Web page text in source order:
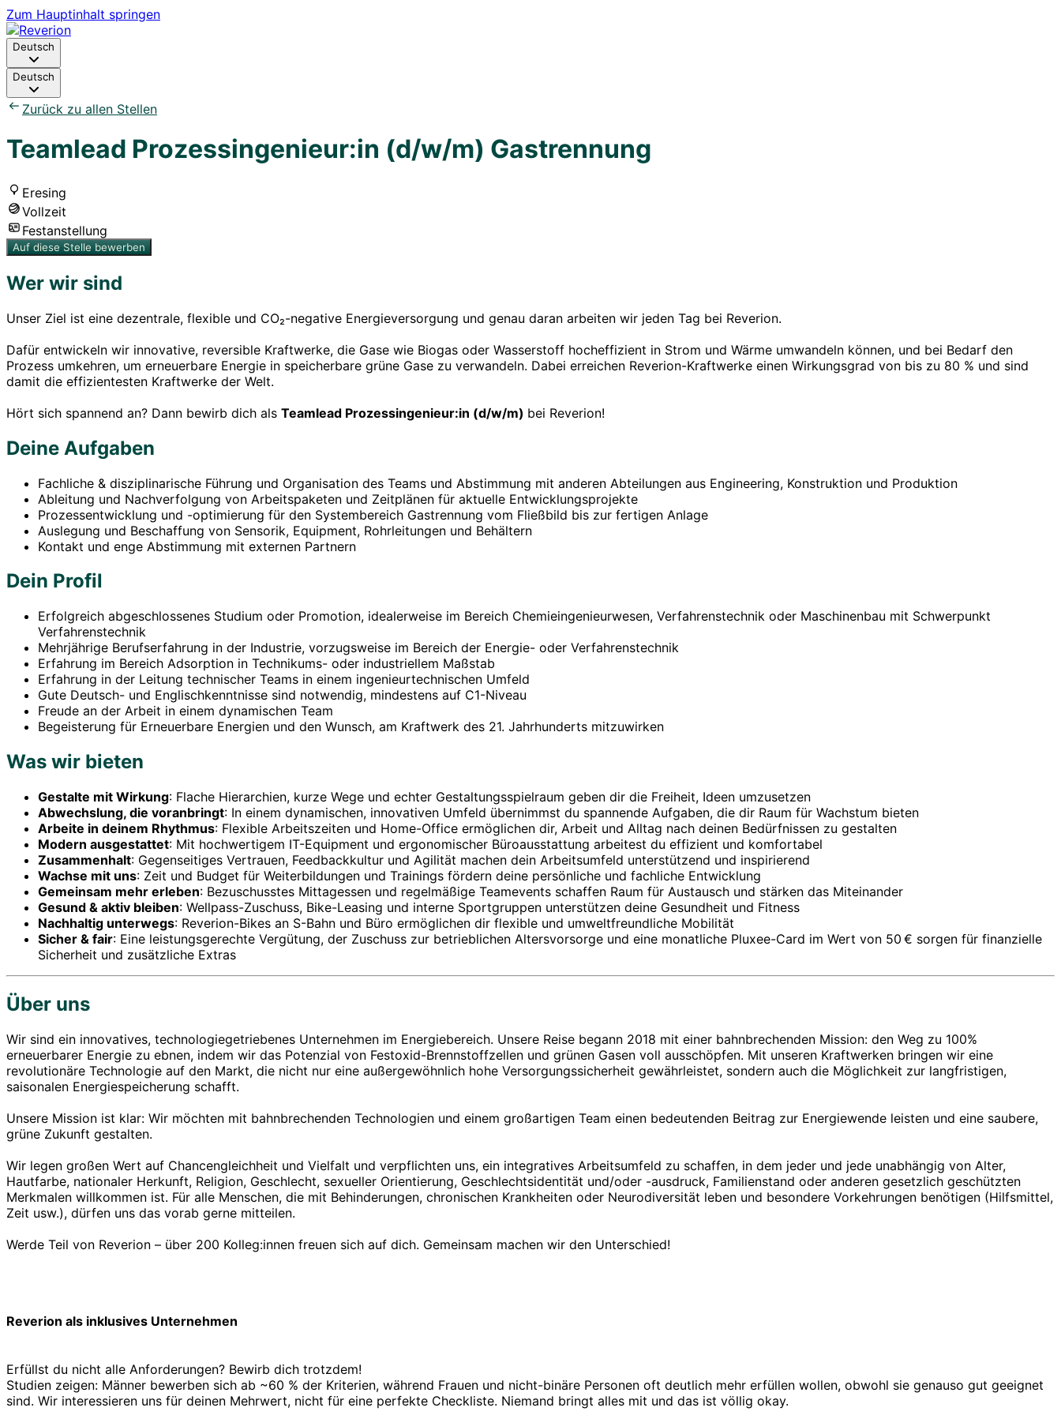
Zum Hauptinhalt springen
Deutsch
Deutsch
Zurück zu allen Stellen
Teamlead Prozessingenieur:in (d/w/m) Gastrennung
Eresing
Vollzeit
Festanstellung
Auf diese Stelle bewerben
Wer wir sind
Unser Ziel ist eine dezentrale, flexible und CO₂-negative Energieversorgung und genau daran arbeiten wir jeden Tag bei Reverion.
Dafür entwickeln wir innovative, reversible Kraftwerke, die Gase wie Biogas oder Wasserstoff hocheffizient in Strom und Wärme umwandeln können, und bei Bedarf den
Prozess umkehren, um erneuerbare Energie in speicherbare grüne Gase zu verwandeln. Dabei erreichen Reverion-Kraftwerke einen Wirkungsgrad von bis zu 80 % und sind
damit die effizientesten Kraftwerke der Welt.
Hört sich spannend an? Dann bewirb dich als Teamlead Prozessingenieur:in (d/w/m) bei Reverion!
Deine Aufgaben
Fachliche & disziplinarische Führung und Organisation des Teams und Abstimmung mit anderen Abteilungen aus Engineering, Konstruktion und Produktion
Ableitung und Nachverfolgung von Arbeitspaketen und Zeitplänen für aktuelle Entwicklungsprojekte
Prozessentwicklung und -optimierung für den Systembereich Gastrennung vom Fließbild bis zur fertigen Anlage
Auslegung und Beschaffung von Sensorik, Equipment, Rohrleitungen und Behältern
Kontakt und enge Abstimmung mit externen Partnern
Dein Profil
Erfolgreich abgeschlossenes Studium oder Promotion, idealerweise im Bereich Chemieingenieurwesen, Verfahrenstechnik oder Maschinenbau mit Schwerpunkt
Verfahrenstechnik
Mehrjährige Berufserfahrung in der Industrie, vorzugsweise im Bereich der Energie- oder Verfahrenstechnik
Erfahrung im Bereich Adsorption in Technikums- oder industriellem Maßstab
Erfahrung in der Leitung technischer Teams in einem ingenieurtechnischen Umfeld
Gute Deutsch- und Englischkenntnisse sind notwendig, mindestens auf C1-Niveau
Freude an der Arbeit in einem dynamischen Team
Begeisterung für Erneuerbare Energien und den Wunsch, am Kraftwerk des 21. Jahrhunderts mitzuwirken
Was wir bieten
Gestalte mit Wirkung: Flache Hierarchien, kurze Wege und echter Gestaltungsspielraum geben dir die Freiheit, Ideen umzusetzen
Abwechslung, die voranbringt: In einem dynamischen, innovativen Umfeld übernimmst du spannende Aufgaben, die dir Raum für Wachstum bieten
Arbeite in deinem Rhythmus: Flexible Arbeitszeiten und Home-Office ermöglichen dir, Arbeit und Alltag nach deinen Bedürfnissen zu gestalten
Modern ausgestattet: Mit hochwertigem IT-Equipment und ergonomischer Büroausstattung arbeitest du effizient und komfortabel
Zusammenhalt: Gegenseitiges Vertrauen, Feedbackkultur und Agilität machen dein Arbeitsumfeld unterstützend und inspirierend
Wachse mit uns: Zeit und Budget für Weiterbildungen und Trainings fördern deine persönliche und fachliche Entwicklung
Gemeinsam mehr erleben: Bezuschusstes Mittagessen und regelmäßige Teamevents schaffen Raum für Austausch und stärken das Miteinander
Gesund & aktiv bleiben: Wellpass-Zuschuss, Bike-Leasing und interne Sportgruppen unterstützen deine Gesundheit und Fitness
Nachhaltig unterwegs: Reverion-Bikes an S-Bahn und Büro ermöglichen dir flexible und umweltfreundliche Mobilität
Sicher & fair: Eine leistungsgerechte Vergütung, der Zuschuss zur betrieblichen Altersvorsorge und eine monatliche Pluxee-Card im Wert von 50 € sorgen für finanzielle
Sicherheit und zusätzliche Extras
Über uns
Wir sind ein innovatives, technologiegetriebenes Unternehmen im Energiebereich. Unsere Reise begann 2018 mit einer bahnbrechenden Mission: den Weg zu 100%
erneuerbarer Energie zu ebnen, indem wir das Potenzial von Festoxid-Brennstoffzellen und grünen Gasen voll ausschöpfen. Mit unseren Kraftwerken bringen wir eine
revolutionäre Technologie auf den Markt, die nicht nur eine außergewöhnlich hohe Versorgungssicherheit gewährleistet, sondern auch die Möglichkeit zur langfristigen,
saisonalen Energiespeicherung schafft.
Unsere Mission ist klar: Wir möchten mit bahnbrechenden Technologien und einem großartigen Team einen bedeutenden Beitrag zur Energiewende leisten und eine saubere,
grüne Zukunft gestalten.
Wir legen großen Wert auf Chancengleichheit und Vielfalt und verpflichten uns, ein integratives Arbeitsumfeld zu schaffen, in dem jeder und jede unabhängig von Alter,
Hautfarbe, nationaler Herkunft, Religion, Geschlecht, sexueller Orientierung, Geschlechtsidentität und/oder -ausdruck, Familienstand oder anderen gesetzlich geschützten
Merkmalen willkommen ist. Für alle Menschen, die mit Behinderungen, chronischen Krankheiten oder Neurodiversität leben und besondere Vorkehrungen benötigen (Hilfsmittel,
Zeit usw.), dürfen uns das vorab gerne mitteilen.
Werde Teil von Reverion – über 200 Kolleg:innen freuen sich auf dich. Gemeinsam machen wir den Unterschied!
Reverion als inklusives Unternehmen
Erfüllst du nicht alle Anforderungen? Bewirb dich trotzdem!
Studien zeigen: Männer bewerben sich ab ~60 % der Kriterien, während Frauen und nicht-binäre Personen oft deutlich mehr erfüllen wollen, obwohl sie genauso gut geeignet
sind. Wir interessieren uns für deinen Mehrwert, nicht für eine perfekte Checkliste. Niemand bringt alles mit und das ist völlig okay.